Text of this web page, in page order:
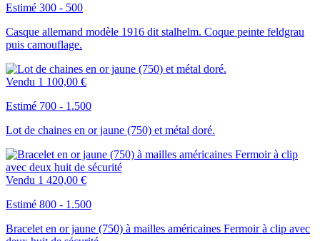
Estimé 300 - 500
Casque allemand modèle 1916 dit stalhelm. Coque peinte feldgrau
puis camouflage.
Vendu 1 100,00 €
Estimé 700 - 1.500
Lot de chaines en or jaune (750) et métal doré.
Vendu 1 420,00 €
Estimé 800 - 1.500
Bracelet en or jaune (750) à mailles américaines Fermoir à clip avec